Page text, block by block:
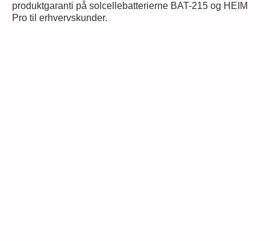
produktgaranti på solcellebatterierne BAT-215 og HEIM
Pro til erhvervskunder.